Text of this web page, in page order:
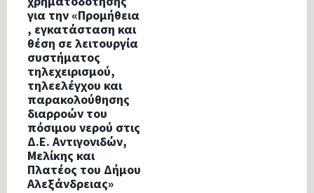
για την «Προμήθεια
, εγκατάσταση και
θέση σε λειτουργία
συστήματος
τηλεχειρισμού,
τηλεελέγχου και
παρακολούθησης
διαρροών του
πόσιμου νερού στις
Δ.Ε. Αντιγονιδών,
Μελίκης και
Πλατέος του Δήμου
Αλεξάνδρειας»